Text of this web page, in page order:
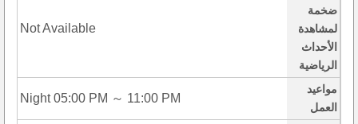
ضخمة
لمشاهدة
الأحداث
الرياضية
Not Available
مواعيد
العمل
Night 05:00 PM ～ 11:00 PM